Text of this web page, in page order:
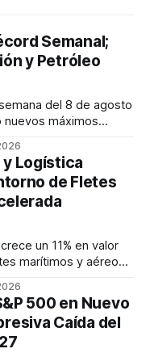
Semanal;
y Petróleo
del 8 de agosto
nuevos máximos
del Tesoro de
débil. El petróleo se
Logística
de Fletes
un 11% en valor
marítimos y aéreos
La financiación del
crédito, se digitaliza
500 en Nuevo
Caída del